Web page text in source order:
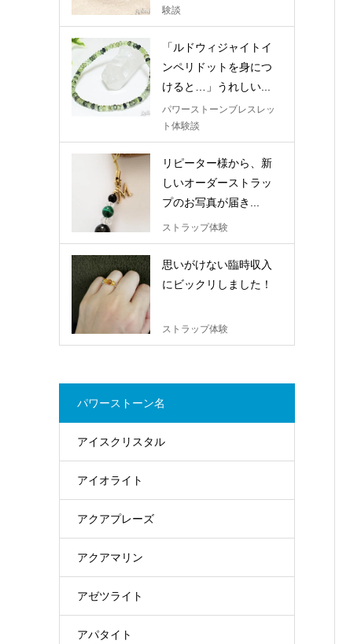
験談
「ルドウィジャイトイ
ンペリドットを身につ
けると…」うれしい...
パワーストーンブレスレッ
ト体験談
リピーター様から、新
しいオーダーストラッ
プのお写真が届き...
ストラップ体験
思いがけない臨時収入
にビックリしました！
ストラップ体験
パワーストーン名
アイスクリスタル
アイオライト
アクアプレーズ
アクアマリン
アゼツライト
アパタイト